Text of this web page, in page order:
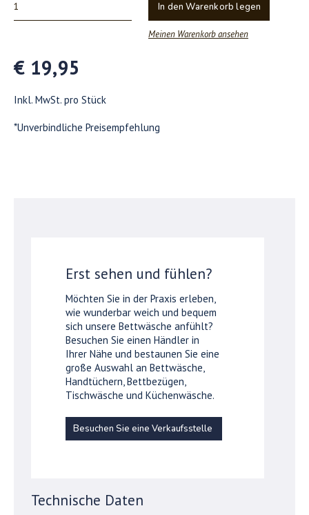
In den Warenkorb legen
Meinen Warenkorb ansehen
€ 19,95
Inkl. MwSt. pro Stück
*Unverbindliche Preisempfehlung
Erst sehen und fühlen?
Möchten Sie in der Praxis erleben,
wie wunderbar weich und bequem
sich unsere Bettwäsche anfühlt?
Besuchen Sie einen Händler in
Ihrer Nähe und bestaunen Sie eine
große Auswahl an Bettwäsche,
Handtüchern, Bettbezügen,
Tischwäsche und Küchenwäsche.
Besuchen Sie eine Verkaufsstelle
Technische Daten